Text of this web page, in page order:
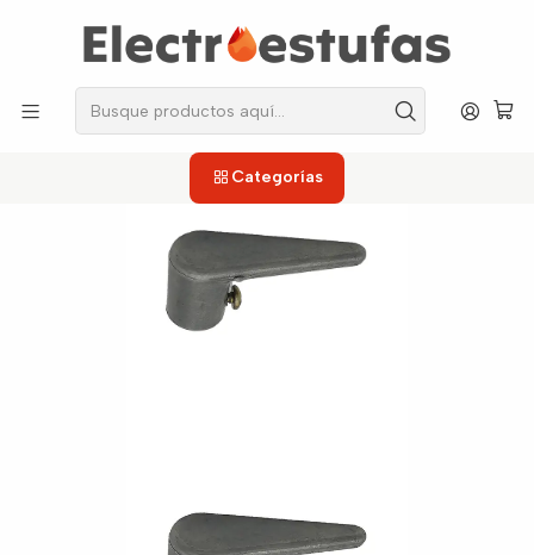
Categorías
los repuestos que necesitas, sin salir de casa!